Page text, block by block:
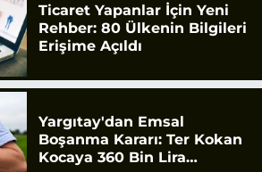
Ticaret Yapanlar İçin Yeni
Rehber: 80 Ülkenin Bilgileri
Erişime Açıldı
Yargıtay'dan Emsal
Boşanma Kararı: Ter Kokan
Kocaya 360 Bin Lira